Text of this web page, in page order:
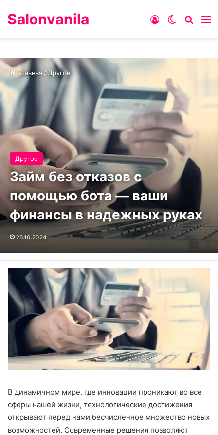
Salonvanila Switch skin
Войти
Главная /Другое
Другое
Займ без отказов с
помощью бота — ваши
финансы в надежных руках
28.10.2024
В динамичном мире, где инновации проникают во все
сферы нашей жизни, технологические достижения
открывают перед нами бесчисленное множество новых
возможностей. Современные решения позволяют